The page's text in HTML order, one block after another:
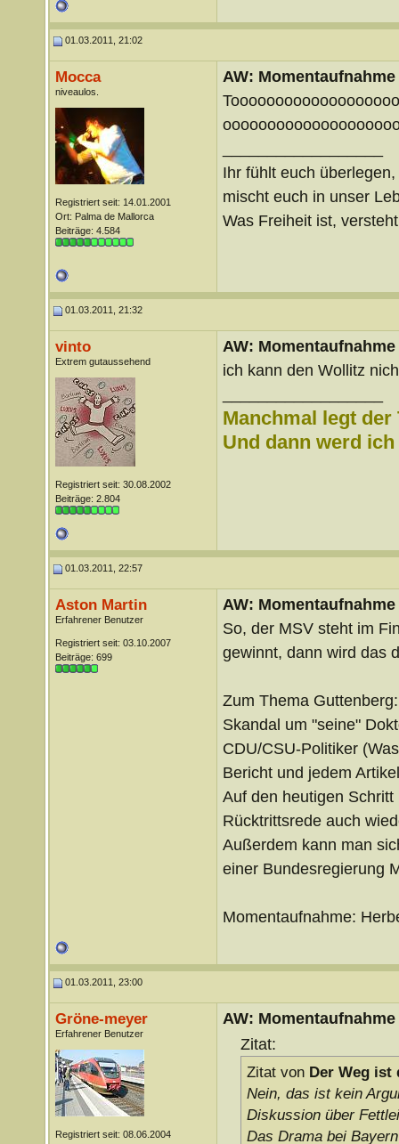
01.03.2011, 21:02
Mocca
niveaulos.
Registriert seit: 14.01.2001
Ort: Palma de Mallorca
Beiträge: 4.584
AW: Momentaufnahme
Ihr fühlt euch überlegen,
mischt euch in unser
Was Freiheit ist,
01.03.2011, 21:32
vinto
Extrem gutaussehend
Registriert seit: 30.08.2002
Beiträge: 2.804
AW: Momentaufnahme
ich kann den Wollitz
Manchmal legt
Und dann werd
01.03.2011, 22:57
Aston Martin
Erfahrener Benutzer
Registriert seit: 03.10.2007
Beiträge: 699
AW: Momentaufnahme
So, der MSV steht im
gewinnt, dann wird das
Zum Thema
Skandal um "seine"
CDU/CSU-Politiker
Bericht und jedem
Auf den heutigen
Rücktrittsrede auch
Außerdem kann man
einer Bundesregierung
Momentaufnahme:
01.03.2011, 23:00
Gröne-meyer
Erfahrener Benutzer
Registriert seit: 08.06.2004
AW: Momentaufnahme
Zitat:
Zitat von Der Weg ist
Nein, das ist kein
Diskussion über
Das Drama bei